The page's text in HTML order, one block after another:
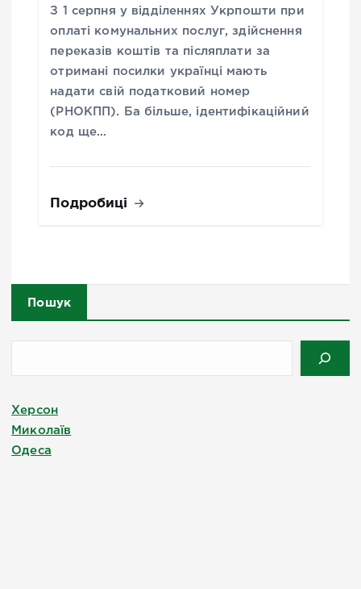
З 1 серпня у відділеннях Укрпошти при
оплаті комунальних послуг, здійснення
переказів коштів та післяплати за
отримані посилки українці мають
надати свій податковий номер
(РНОКПП). Ба більше, ідентифікаційний
код ще…
Подробиці
Пошук
Херсон
Миколаїв
Одеса